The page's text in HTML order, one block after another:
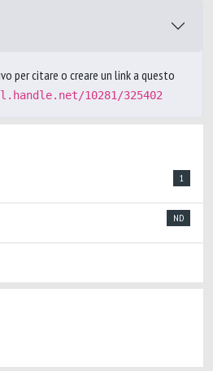
per citare o creare un link a questo
10281/325402
1
ND